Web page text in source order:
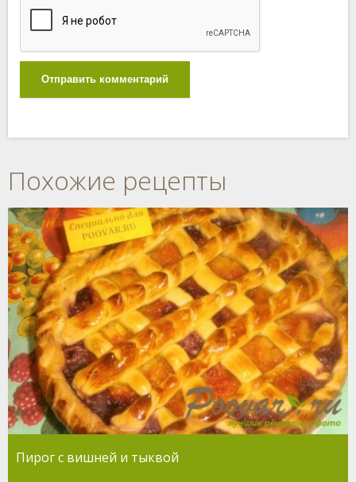
Отправить комментарий
Похожие рецепты
Пирог с вишней и тыквой